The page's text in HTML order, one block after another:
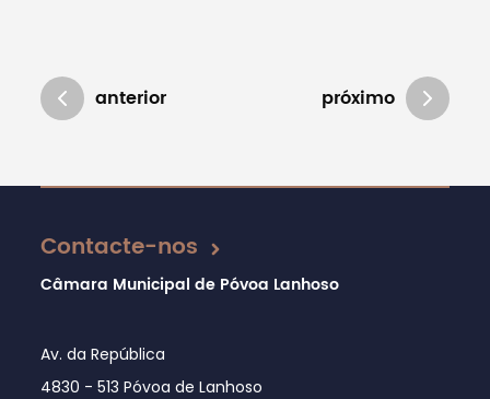
anterior próximo
Atualizado em 01/06/2026
Contacte-nos
Câmara Municipal de Póvoa Lanhoso
Av. da República
4830 - 513 Póvoa de Lanhoso